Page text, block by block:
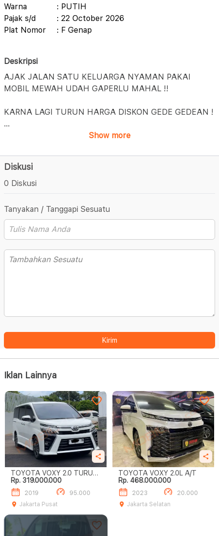
Warna
: PUTIH
Pajak s/d
: 22 October 2026
Plat Nomor
: F Genap
Deskripsi
AJAK JALAN SATU KELUARGA NYAMAN PAKAI
MOBIL MEWAH UDAH GAPERLU MAHAL !!
KARNA LAGI TURUN HARGA DISKON GEDE GEDEAN !
...
Show more
Diskusi
0 Diskusi
Tanyakan / Tanggapi Sesuatu
Kirim
Iklan Lainnya
TOYOTA VOXY 2.0 TURUN
HARGA‼️
Rp. 319.000.000
2019
95.000
Jakarta Pusat
TOYOTA VOXY 2.0L A/T
Rp. 468.000.000
2023
20.000
Jakarta Selatan